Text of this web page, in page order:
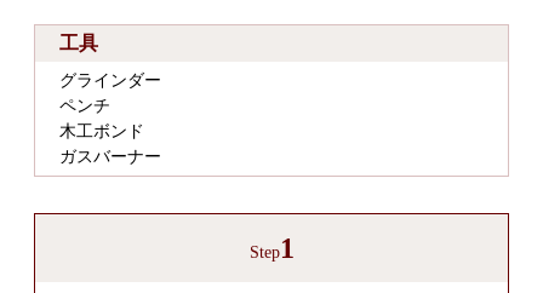
工具
グラインダー
ペンチ
木工ボンド
ガスバーナー
Step1